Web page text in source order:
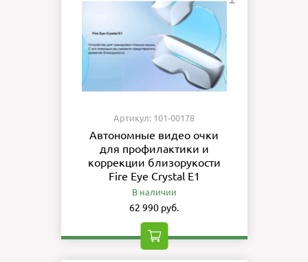
Артикул: 101-00178
Автономные видео очки
для профилактики и
коррекции близорукости
Fire Eye Crystal E1
В наличии
62 990 руб.